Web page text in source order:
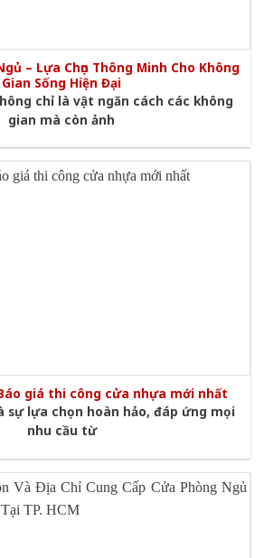
– Lựa Chọn Thông Minh Cho Không
Gian Sống Hiện Đại
chỉ là vật ngăn cách các không
gian mà còn ảnh
giá thi công cửa nhựa mới nhất
sự lựa chọn hoàn hảo, đáp ứng mọi
nhu cầu từ